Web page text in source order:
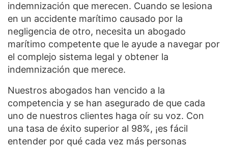
indemnización que merecen. Cuando se lesiona
en un accidente marítimo causado por la
negligencia de otro, necesita un abogado
marítimo competente que le ayude a navegar por
el complejo sistema legal y obtener la
indemnización que merece.
Nuestros abogados han vencido a la
competencia y se han asegurado de que cada
uno de nuestros clientes haga oír su voz. Con
una tasa de éxito superior al 98%, ¡es fácil
entender por qué cada vez más personas